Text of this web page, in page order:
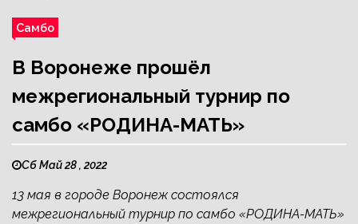
Самбо
В Воронеже прошёл
межрегиональный турнир по
самбо «РОДИНА-МАТЬ»
Сб Май 28 , 2022
13 мая в городе Воронеж состоялся
межрегиональный турнир по самбо «РОДИНА-МАТЬ»